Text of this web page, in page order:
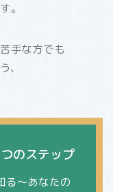
。
手な方でも
、
のステップ
る～あなたの